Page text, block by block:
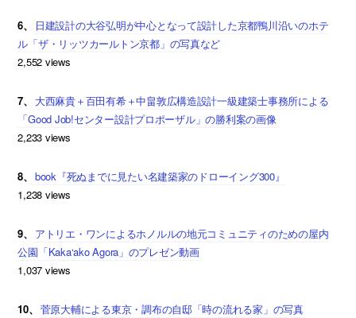
6、
日建設計の大谷弘明が中心となって設計した京都鴨川沿いのホテ
ル「ザ・リッツカールトン京都」の写真など
2,552 views
7、
大西麻貴＋百田有希＋中畠敦広構造設計一級建築士事務所による
「Good Job!センター設計プロポーザル」の勝利案の画像
2,233 views
8、 book『死ぬまでに見たい名建築家のドローイング300』
1,238 views
9、
アトリエ・ワンによるホノルルの地元コミュニティのための屋内
公園「Kaka‘ako Agora」のプレゼン動画
1,037 views
10、 菅原大輔による東京・調布の自邸「時の流れる家」の写真